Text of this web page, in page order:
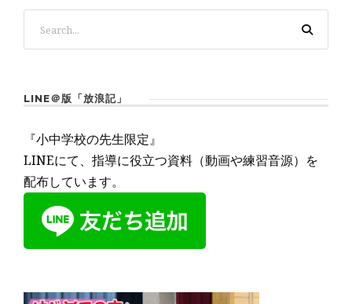
LINE＠版「放浪記」
『小中学校の先生限定』
LINEにて、指導に役立つ資料（動画や練習音源）を
配布しています。